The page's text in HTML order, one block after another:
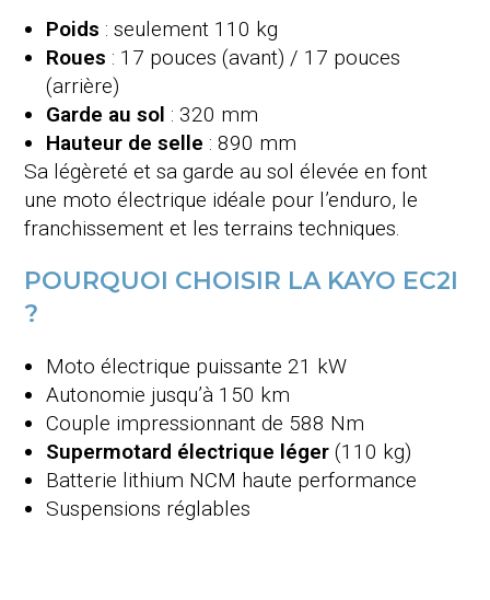
Poids : seulement 110 kg
Roues : 17 pouces (avant) / 17 pouces
(arrière)
Garde au sol : 320 mm
Hauteur de selle : 890 mm
Sa légèreté et sa garde au sol élevée en font
une moto électrique idéale pour l’enduro, le
franchissement et les terrains techniques.
POURQUOI CHOISIR LA KAYO EC2I
?
Moto électrique puissante 21 kW
Autonomie jusqu’à 150 km
Couple impressionnant de 588 Nm
Supermotard électrique léger (110 kg)
Batterie lithium NCM haute performance
Suspensions réglables